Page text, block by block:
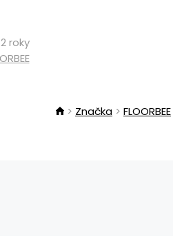
2 roky
Značka FLOORBEE